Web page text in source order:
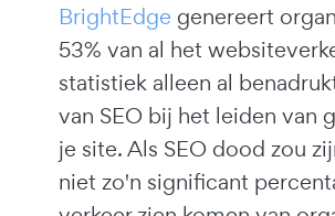
BrightEdge genereert
53% van al het
statistiek alleen al
van SEO bij het leiden van
je site. Als SEO dood zou
niet zo'n significant